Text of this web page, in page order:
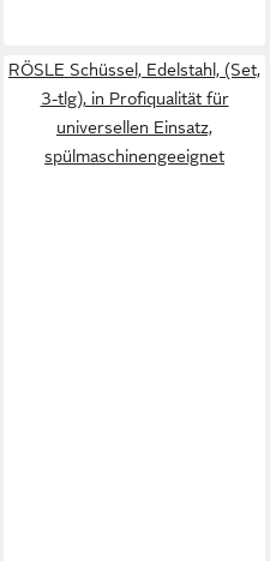
RÖSLE Schüssel, Edelstahl, (Set,
3-tlg), in Profiqualität für
universellen Einsatz,
spülmaschinengeeignet